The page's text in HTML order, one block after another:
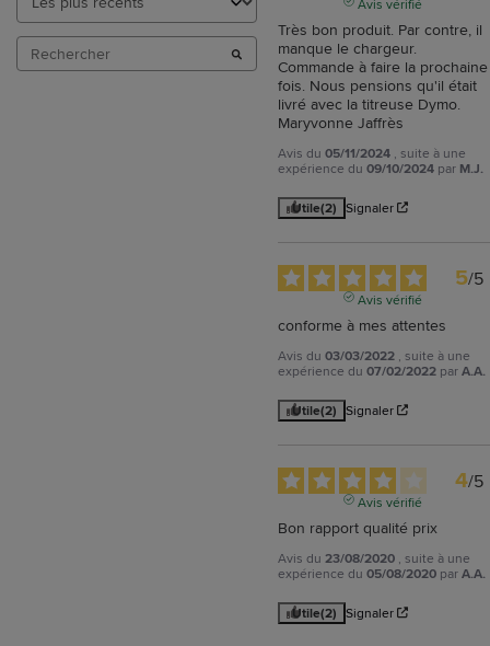
Très bon produit. Par contre, il
manque le chargeur.
Commande à faire la prochaine
fois. Nous pensions qu'il était
livré avec la titreuse Dymo.
Maryvonne Jaffrès
Avis du05/11/2024 , suite à une
expérience du09/10/2024 par M.J.
Utile(2) Signaler
5/5
Avis vérifié
conforme à mes attentes
Avis du03/03/2022 , suite à une
expérience du07/02/2022 parA.A.
Utile(2) Signaler
4/5
Avis vérifié
Bon rapport qualité prix
Avis du23/08/2020 , suite à une
expérience du05/08/2020 parA.A.
Utile(2) Signaler